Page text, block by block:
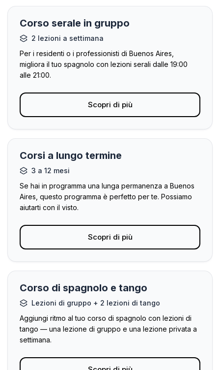
Corso serale in gruppo
2 lezioni a settimana
Per i residenti o i professionisti di Buenos Aires,
migliora il tuo spagnolo con lezioni serali dalle 19:00
alle 21:00.
Scopri di più
Corsi a lungo termine
3 a 12 mesi
Se hai in programma una lunga permanenza a Buenos
Aires, questo programma è perfetto per te. Possiamo
aiutarti con il visto.
Scopri di più
Corso di spagnolo e tango
Lezioni di gruppo + 2 lezioni di tango
Aggiungi ritmo al tuo corso di spagnolo con lezioni di
tango — una lezione di gruppo e una lezione privata a
settimana.